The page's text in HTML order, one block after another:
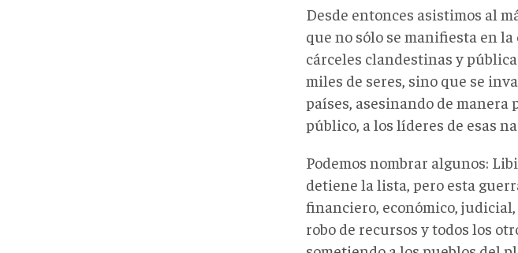
Desde entonces asistimos al
que no sólo se manifiesta en
cárceles clandestinas y
miles de seres, sino que se
países, asesinando de
público, a los líderes de esas
Podemos nombrar algunos:
detiene la lista, pero esta
financiero, económico,
robo de recursos y todos los